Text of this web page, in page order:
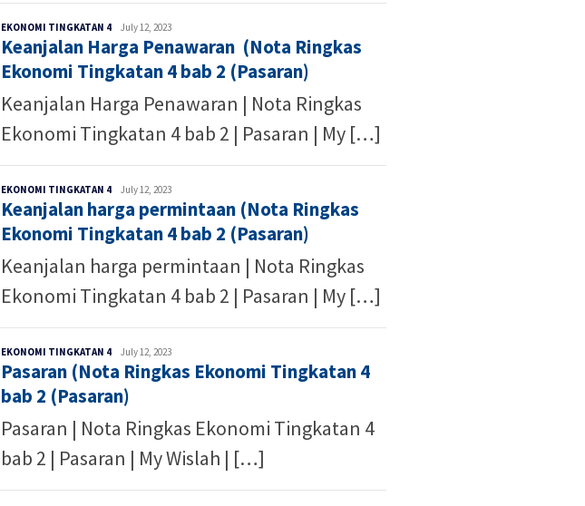
EKONOMI TINGKATAN 4Ibnu
Hafiz
July 12, 2023
Keanjalan Harga Penawaran (Nota Ringkas
Ekonomi Tingkatan 4 bab 2 (Pasaran)
Keanjalan Harga Penawaran | Nota Ringkas
Ekonomi Tingkatan 4 bab 2 | Pasaran | My […]
EKONOMI TINGKATAN 4Ibnu
Hafiz
July 12, 2023
Keanjalan harga permintaan (Nota Ringkas
Ekonomi Tingkatan 4 bab 2 (Pasaran)
Keanjalan harga permintaan | Nota Ringkas
Ekonomi Tingkatan 4 bab 2 | Pasaran | My […]
EKONOMI TINGKATAN 4Ibnu
Hafiz
July 12, 2023
Pasaran (Nota Ringkas Ekonomi Tingkatan 4
bab 2 (Pasaran)
Pasaran | Nota Ringkas Ekonomi Tingkatan 4
bab 2 | Pasaran | My Wislah | […]